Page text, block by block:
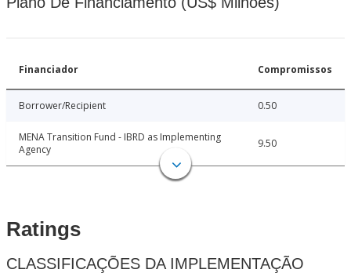
Financiador Compromissos
Borrower/Recipient 0.50
MENA Transition Fund - IBRD as Implementing
Agency
9.50
Ratings
CLASSIFICAÇÕES DA IMPLEMENTAÇÃO